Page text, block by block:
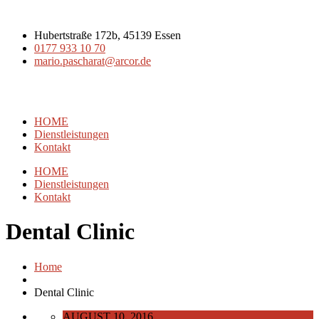
Hubertstraße 172b, 45139 Essen
0177 933 10 70
mario.pascharat@arcor.de
HOME
Dienstleistungen
Kontakt
HOME
Dienstleistungen
Kontakt
Dental Clinic
Home
Dental Clinic
AUGUST 10, 2016